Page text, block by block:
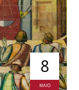
8
MAIO